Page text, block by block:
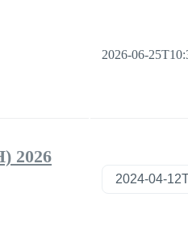
2026-06-
2026